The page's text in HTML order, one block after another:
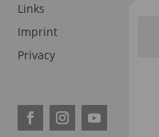
Links
Imprint
Privacy